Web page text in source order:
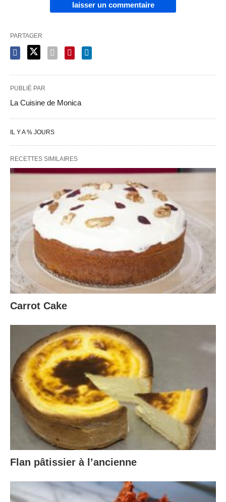
laisser un commentaire
PARTAGER
PUBLIÉ PAR
La Cuisine de Monica
IL Y A % JOURS
RECETTES SIMILAIRES
Carrot Cake
Flan pâtissier à l’ancienne